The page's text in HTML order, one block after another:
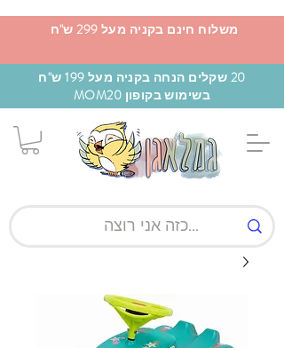
משלוח חינם בקניה מעל 299 ש"ח
20 שקלים הנחה בקניה מעל 199 ש"ח
בשימוש בקופון MOM20